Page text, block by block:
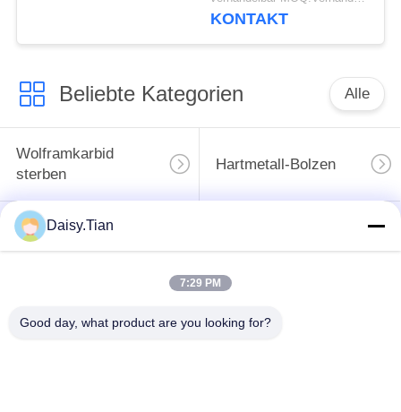
spitzer Spitze,
KONTAKT
Beliebte Kategorien Alle
Wolframkarbid
sterben
Hartmetall-Bolzen
Bergbaustückchen
des Hartmetalls
Wolframkarbid
Wolframkarbid nach
Verarbeitung von
Daisy.Tian
7:29 PM
Good day, what product are you looking for?